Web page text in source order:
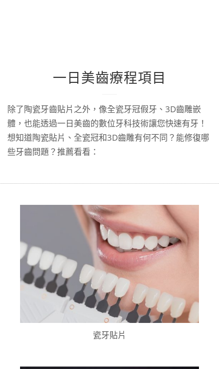
一日美齒療程項目
除了陶瓷牙齒貼片之外，像全瓷牙冠假牙、3D齒雕嵌
體，也能透過一日美齒的數位牙科技術讓您快速有牙！
想知道陶瓷貼片、全瓷冠和3D齒雕有何不同？能修復哪
些牙齒問題？推薦看看：
瓷牙貼片